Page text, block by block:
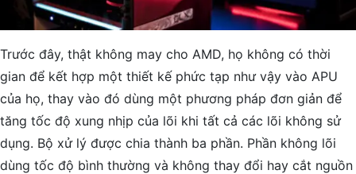
Trước đây, thật không may cho AMD, họ không có thời
gian để kết hợp một thiết kế phức tạp như vậy vào APU
của họ, thay vào đó dùng một phương pháp đơn giản để
tăng tốc độ xung nhịp của lõi khi tất cả các lõi không sử
dụng. Bộ xử lý được chia thành ba phần. Phần không lõi
dùng tốc độ bình thường và không thay đổi hay cắt nguồn